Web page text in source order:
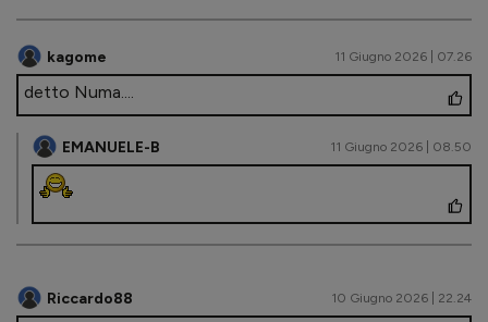
kagome 11 Giugno 2026 | 07.26
detto Numa....
EMANUELE-B 11 Giugno 2026 | 08.50
Riccardo88 10 Giugno 2026 | 22.24